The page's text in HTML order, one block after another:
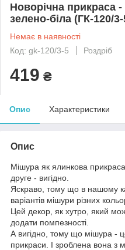
Новорічна прикраса
зелено-біла (ГК-120/3-
Немає в наявності
Код: gk-120/3-5
Роздріб
419 ₴
Опис Характеристики
Опис
Мішура як ялинкова
друге - вигідно.
Яскраво, тому що в нашому
варіантів мішури різних
Цей декор, як хутро, який
додати помпезності.
А вигідно, тому що мішура -
прикраси. І зроблена вона з